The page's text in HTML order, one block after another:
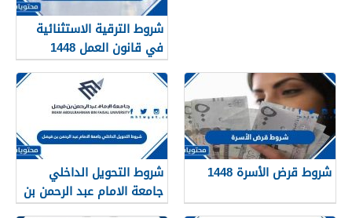
شروط الترقية الاستثنائية
في قانون العمل 1448
شروط قرض الأسرة 1448
شروط التحويل الداخلي
جامعة الامام عبد الرحمن بن
فيصل 1448